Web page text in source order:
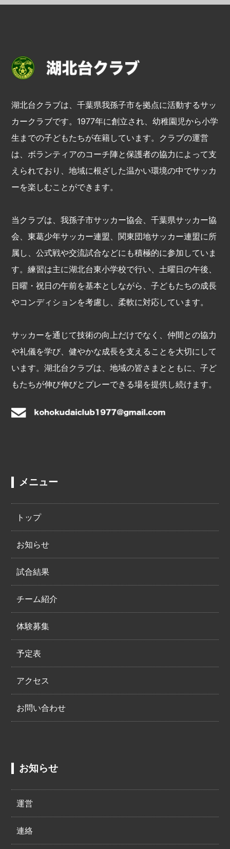
湖北台クラブは、千葉県我孫子市を拠点に活動するサッ
カークラブです。1977年に創立され、幼稚園児から小学
生までの子どもたちが在籍しています。クラブの運営
は、ボランティアのコーチ陣と保護者の協力によって支
えられており、地域に根ざした温かい環境の中でサッカ
ーを楽しむことができます。
当クラブは、我孫子市サッカー協会、千葉県サッカー協
会、東葛少年サッカー連盟、関東団地サッカー連盟に所
属し、公式戦や交流試合などにも積極的に参加していま
す。練習は主に湖北台東小学校で行い、土曜日の午後、
日曜・祝日の午前を基本としながら、子どもたちの成長
やコンディションを考慮し、柔軟に対応しています。
サッカーを通じて技術の向上だけでなく、仲間との協力
や礼儀を学び、健やかな成長を支えることを大切にして
います。湖北台クラブは、地域の皆さまとともに、子ど
もたちが伸び伸びとプレーできる場を提供し続けます。
メニュー
トップ
お知らせ
試合結果
チーム紹介
体験募集
予定表
アクセス
お問い合わせ
お知らせ
運営
連絡